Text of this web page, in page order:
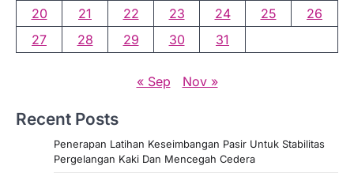
20
21 22 23 24 25
26
27
28 29 30 31
« Sep Nov »
Recent Posts
Penerapan Latihan Keseimbangan Pasir Untuk Stabilitas
Pergelangan Kaki Dan Mencegah Cedera